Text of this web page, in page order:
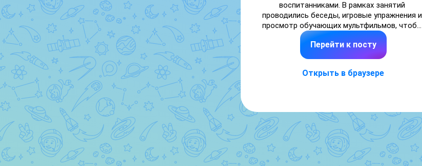
воспитанниками. В рамках занятий
проводились беседы, игровые упражнения и
просмотр обучающих мультфильмов, чтобы
дети лучше понимали, как вести себя дома и
избегать опасных ситуаций. Такие
мероприятия помогают формировать у
которые сохранят их здоровье и жизнь.
Перейти к посту
Открыть в браузере